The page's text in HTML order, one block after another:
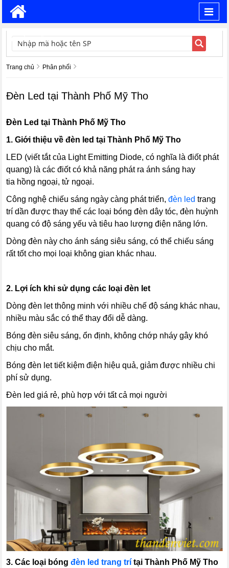
TÌM KIẾM
Trang chủ Phân phối
Đèn Led tại Thành Phố Mỹ Tho
Đèn Led tại Thành Phố Mỹ Tho
1. Giới thiệu về đèn led tại Thành Phố Mỹ Tho
LED (viết tắt của Light Emitting Diode, có nghĩa là điốt phát
quang) là các điốt có khả năng phát ra ánh sáng hay
tia hồng ngoại, tử ngoại.
Công nghệ chiếu sáng ngày càng phát triển,đèn led trang
trí dần được thay thế các loại bóng đèn dây tóc, đèn huỳnh
quang có độ sáng yếu và tiêu hao lượng điện năng lớn.
Dòng đèn này cho ánh sáng siêu sáng, có thể chiếu sáng
rất tốt cho mọi loại không gian khác nhau.
2. Lợi ích khi sử dụng các loại đèn let
Dòng đèn let thông minh với nhiều chế độ sáng khác nhau,
nhiều màu sắc có thể thay đổi dễ dàng.
Bóng đèn siêu sáng, ổn định, không chớp nháy gây khó
chịu cho mắt.
Bóng đèn let tiết kiệm điện hiệu quả, giảm được nhiều chi
phí sử dụng.
Đèn led giá rẻ, phù hợp với tất cả mọi người
3. Các loại bóngđèn led trang trí tại Thành Phố Mỹ Tho